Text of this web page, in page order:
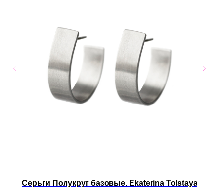
Серьги Полукруг базовые. Ekaterina Tolstaya